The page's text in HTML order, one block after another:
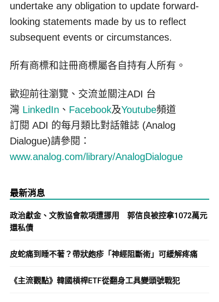
undertake any obligation to update forward-
looking statements made by us to reflect
subsequent events or circumstances.
所有商標和註冊商標屬各自持有人所有。
歡迎前往瀏覽、交流並關注ADI 台
灣 LinkedIn 、 Facebook及Youtube頻道
訂閱 ADI 的每月類比對話雜誌 (Analog
Dialogue)請參閱：
www.analog.com/library/AnalogDialogue
最新消息
政治獻金、文教協會款項遭挪用 郭信良被控拿1072萬元
還私債
皮蛇痛到睡不著？帶狀皰疹「神經阻斷術」可緩解疼痛
《主流觀點》韓國槓桿ETF從翻身工具變頭號戰犯